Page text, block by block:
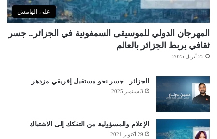
على الهامش
المهرجان الدولي للموسيقى السمفونية في الجزائر.. جسر
ثقافي يربط الجزائر بالعالم
25 أبريل 2025
الجزائر.. جسر نحو مستقبل إفريقي مزدهر
3 سبتمبر 2025
الإعلام والمسؤولية من التفكك إلى الاشتباك
29 أكتوبر 2021